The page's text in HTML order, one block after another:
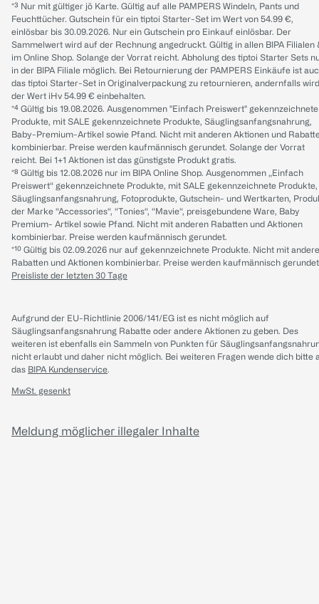
*³ Nur mit gültiger jö Karte. Gültig auf alle PAMPERS Windeln, Pants und
Feuchttücher. Gutschein für ein tiptoi Starter-Set im Wert von 54.99 €,
einlösbar bis 30.09.2026. Nur ein Gutschein pro Einkauf einlösbar. Der
Sammelwert wird auf der Rechnung angedruckt. Gültig in allen BIPA Filialen
im Online Shop. Solange der Vorrat reicht. Abholung des tiptoi Starter Sets
in der BIPA Filiale möglich. Bei Retournierung der PAMPERS Einkäufe ist
das tiptoi Starter-Set in Originalverpackung zu retournieren, andernfalls wird
der Wert iHv 54.99 € einbehalten.
*⁴ Gültig bis 19.08.2026. Ausgenommen "Einfach Preiswert" gekennzeichnete
Produkte, mit SALE gekennzeichnete Produkte, Säuglingsanfangsnahrung,
Baby-Premium-Artikel sowie Pfand. Nicht mit anderen Aktionen und
kombinierbar. Preise werden kaufmännisch gerundet. Solange der Vorrat
reicht. Bei 1+1 Aktionen ist das günstigste Produkt gratis.
*⁸ Gültig bis 12.08.2026 nur im BIPA Online Shop. Ausgenommen „Einfach
Preiswert“ gekennzeichnete Produkte, mit SALE gekennzeichnete Produkte,
Säuglingsanfangsnahrung, Fotoprodukte, Gutschein- und Wertkarten,
der Marke “Accessories“, “Tonies“, “Mavie“, preisgebundene Ware, Baby
Premium- Artikel sowie Pfand. Nicht mit anderen Rabatten und Aktionen
kombinierbar. Preise werden kaufmännisch gerundet.
*¹⁰ Gültig bis 02.09.2026 nur auf gekennzeichnete Produkte. Nicht mit
Rabatten und Aktionen kombinierbar. Preise werden kaufmännisch
Preisliste der letzten 30 Tage
Aufgrund der EU-Richtlinie 2006/141/EG ist es nicht möglich auf
Säuglingsanfangsnahrung Rabatte oder andere Aktionen zu geben. Des
weiteren ist ebenfalls ein Sammeln von Punkten für
nicht erlaubt und daher nicht möglich. Bei weiteren Fragen wende dich bitte
das BIPA Kundenservice.
MwSt. gesenkt
Meldung möglicher illegaler Inhalte